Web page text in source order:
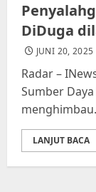
DiDuga
JUNI 20, 2025
Radar –
Sumber
LANJUT BACA